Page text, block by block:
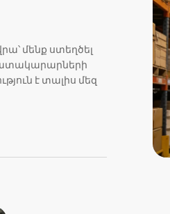
մենք ստեղծել
մատակարարների
է տալիս մեզ